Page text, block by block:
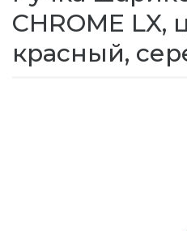
CHROME LX,
красный,